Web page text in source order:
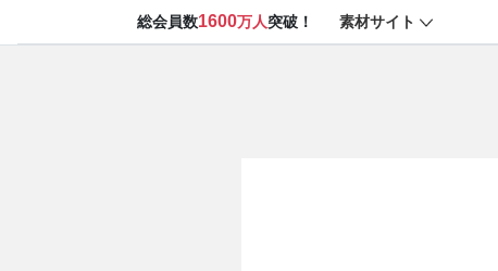
総会員数1600万人突破！ 素材サイト